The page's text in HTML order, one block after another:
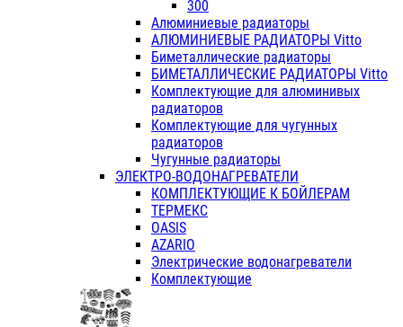
300
Алюминиевые радиаторы
АЛЮМИНИЕВЫЕ РАДИАТОРЫ Vitto
Биметаллические радиаторы
БИМЕТАЛЛИЧЕСКИЕ РАДИАТОРЫ Vitto
Комплектующие для алюминивых
радиаторов
Комплектующие для чугунных
радиаторов
Чугунные радиаторы
ЭЛЕКТРО-ВОДОНАГРЕВАТЕЛИ
КОМПЛЕКТУЮЩИЕ К БОЙЛЕРАМ
ТЕРМЕКС
OASIS
AZARIO
Электрические водонагреватели
Комплектующие